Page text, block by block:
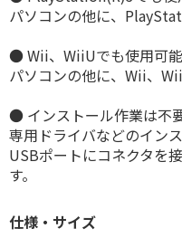
パソコンの他に、
● Wii、WiiUでも使用可能
パソコンの他に、Wii、
● インストール作業は不
専用ドライバなどのイン
USBポートにコネクタを
す。
仕様・サイズ